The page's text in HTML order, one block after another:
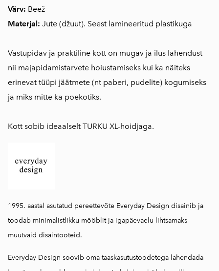
Värv: Beež
Materjal: Jute (džuut). Seest lamineeritud plastikuga
Vastupidav ja praktiline kott on mugav ja ilus lahendust
nii majapidamistarvete hoiustamiseks kui ka näiteks
erinevat tüüpi jäätmete (nt paberi, pudelite) kogumiseks
ja miks mitte ka poekotiks.
Kott sobib ideaalselt TURKU XL-hoidjaga.
1995. aastal asutatud pereettevõte Everyday Design disainib ja
toodab minimalistlikku mööblit ja igapäevaelu lihtsamaks
muutvaid disaintooteid.
Everyday Design soovib oma taaskasutustoodetega lahendada